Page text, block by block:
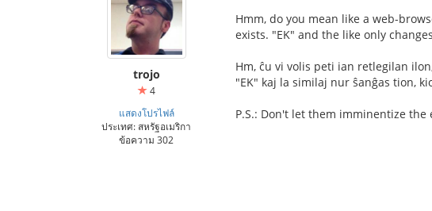
trojo
4
แสดงโปรไฟล์
ประเทศ: สหรัฐอเมริกา
ข้อความ 302
Hmm, do you mean like a web-
exists. "EK" and the like only
Hm, ĉu vi volis peti ian retlegilan
"EK" kaj la similaj nur ŝanĝas tion,
P.S.: Don't let them imminentize